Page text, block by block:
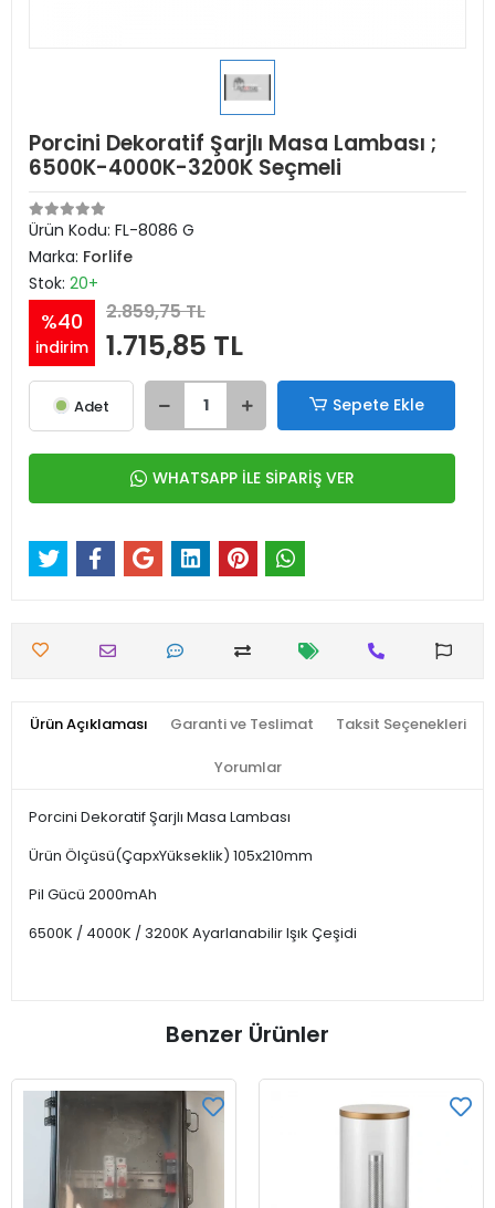
Porcini Dekoratif Şarjlı Masa Lambası ;
6500K-4000K-3200K Seçmeli
Ürün Kodu: FL-8086 G
Marka: Forlife
Stok: 20+
%40
indirim
2.859,75 TL
1.715,85 TL
Adet Sepete Ekle
WHATSAPP İLE SİPARİŞ VER
Ürün Açıklaması Garanti ve Teslimat Taksit Seçenekleri
Yorumlar
Porcini Dekoratif Şarjlı Masa Lambası
Ürün Ölçüsü(ÇapxYükseklik) 105x210mm
Pil Gücü 2000mAh
6500K / 4000K / 3200K Ayarlanabilir Işık Çeşidi
Benzer Ürünler